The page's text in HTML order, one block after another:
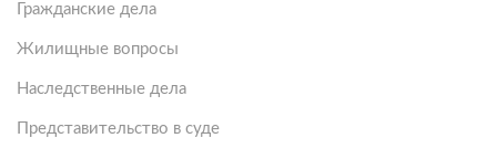
Гражданские дела
Жилищные вопросы
Наследственные дела
Представительство в суде